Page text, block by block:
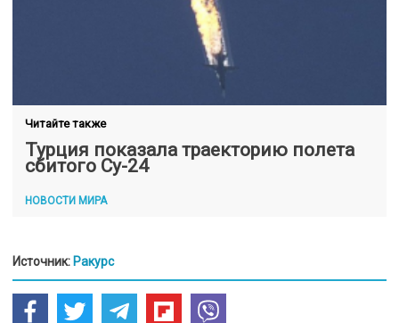
Читайте также
Турция показала траекторию полета
сбитого Су-24
НОВОСТИ МИРА
Источник: Ракурс